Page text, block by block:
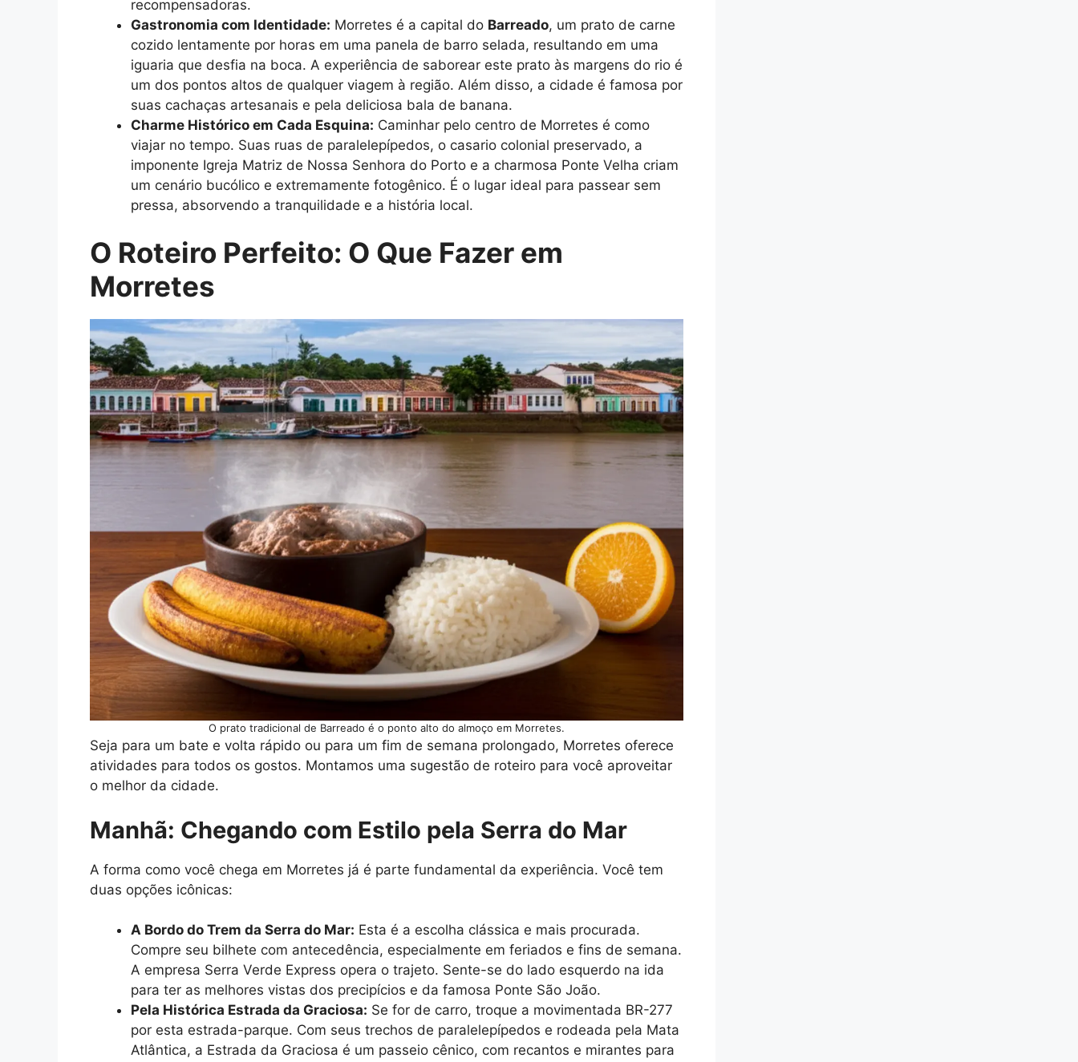
recompensadoras.
Gastronomia com Identidade: Morretes é a capital do Barreado, um prato de carne
cozido lentamente por horas em uma panela de barro selada, resultando em uma
iguaria que desfia na boca. A experiência de saborear este prato às margens do rio é
um dos pontos altos de qualquer viagem à região. Além disso, a cidade é famosa por
suas cachaças artesanais e pela deliciosa bala de banana.
Charme Histórico em Cada Esquina: Caminhar pelo centro de Morretes é como
viajar no tempo. Suas ruas de paralelepípedos, o casario colonial preservado, a
imponente Igreja Matriz de Nossa Senhora do Porto e a charmosa Ponte Velha criam
um cenário bucólico e extremamente fotogênico. É o lugar ideal para passear sem
pressa, absorvendo a tranquilidade e a história local.
O Roteiro Perfeito: O Que Fazer em
Morretes
O prato tradicional de Barreado é o ponto alto do almoço em Morretes.
Seja para um bate e volta rápido ou para um fim de semana prolongado, Morretes oferece
atividades para todos os gostos. Montamos uma sugestão de roteiro para você aproveitar
o melhor da cidade.
Manhã: Chegando com Estilo pela Serra do Mar
A forma como você chega em Morretes já é parte fundamental da experiência. Você tem
duas opções icônicas:
A Bordo do Trem da Serra do Mar: Esta é a escolha clássica e mais procurada.
Compre seu bilhete com antecedência, especialmente em feriados e fins de semana.
A empresa Serra Verde Express opera o trajeto. Sente-se do lado esquerdo na ida
para ter as melhores vistas dos precipícios e da famosa Ponte São João.
Pela Histórica Estrada da Graciosa: Se for de carro, troque a movimentada BR-277
por esta estrada-parque. Com seus trechos de paralelepípedos e rodeada pela Mata
Atlântica, a Estrada da Graciosa é um passeio cênico, com recantos e mirantes para